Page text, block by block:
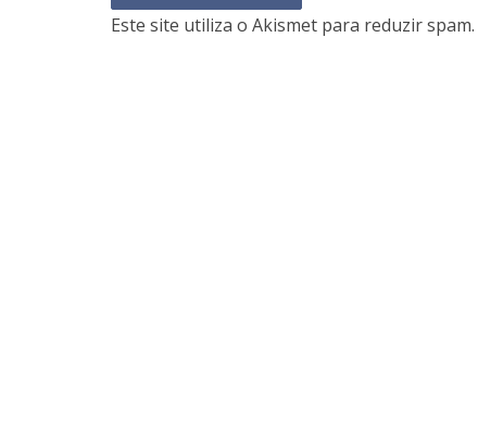
Este site utiliza o Akismet para reduzir spam.